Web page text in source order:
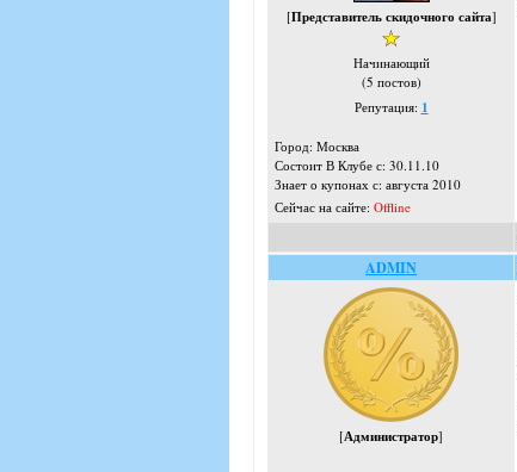
[Представитель скидочного сайта]
Начинающий
(5 постов)
Репутация: 1
Город: Москва
Состоит В Клубе с: 30.11.10
Знает о купонах с: августа 2010
Сейчас на сайте: Offline
ADMIN
[Администратор]